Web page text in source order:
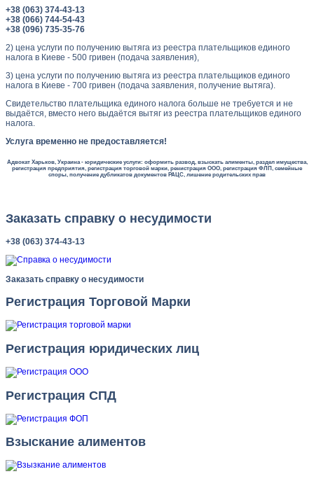
+38 (063) 374-43-13
+38 (066) 744-54-43
+38 (096) 735-35-76
2) цена услуги по получению вытяга из реестра плательщиков единого
налога в Киеве - 500 гривен (подача заявления),
3) цена услуги по получению вытяга из реестра плательщиков единого
налога в Киеве - 700 гривен (подача заявления, получение вытяга).
Свидетельство плательщика единого налога больше не требуется и не
выдаётся, вместо него выдаётся вытяг из реестра плательщиков единого
налога.
Услуга временно не предоставляется!
Адвокат Харьков, Украина - юридические услуги: оформить развод, взыскать алименты, раздел имущества,
регистрация предприятия, регистрация торговой марки, ренистрация ООО, регистрация ФЛП, семейные
споры, получение дубликатов документов РАЦС, лишение родительских прав
Заказать справку о несудимости
+38 (063) 374-43-13
Заказать справку о несудимости
Регистрация Торговой Марки
Регистрация юридических лиц
Регистрация СПД
Взыскание алиментов